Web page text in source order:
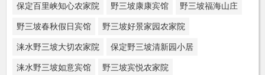
保定百里峡知心农家院 野三坡康康宾馆 野三坡福海山庄
野三坡春秋假日宾馆 野三坡好景家园农家院
涞水野三坡大切农家院 保定野三坡清新园小居
涞水野三坡如意宾馆 野三坡宾悦农家院